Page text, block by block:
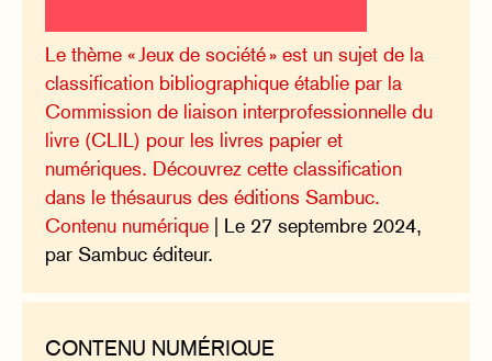
Le thème « Jeux de société » est un sujet de la
classification bibliographique établie par la
Commission de liaison interprofessionnelle du
livre (CLIL) pour les livres papier et
numériques. Découvrez cette classification
dans le thésaurus des éditions Sambuc.
Contenu numérique | Le 27 septembre 2024,
par Sambuc éditeur.
CONTENU NUMÉRIQUE